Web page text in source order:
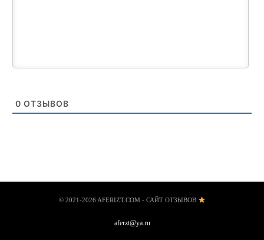
0 ОТЗЫВОВ
© 2021-2026 AFERIZT.COM - САЙТ ОТЗЫВОВ
aferzt@ya.ru